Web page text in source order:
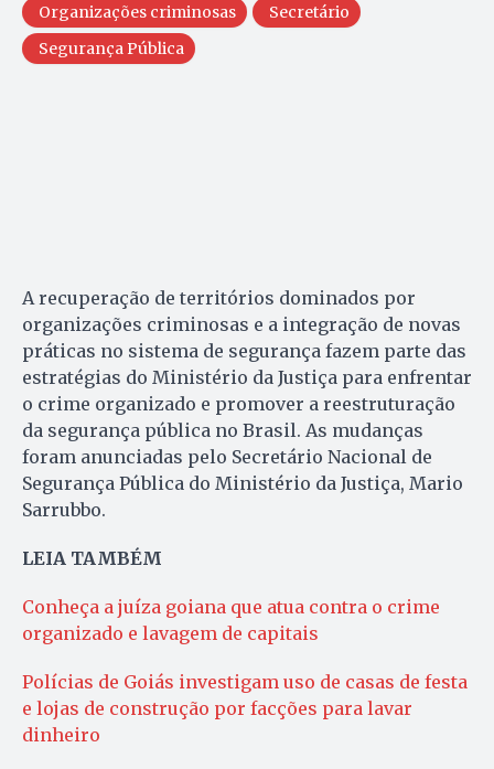
Organizações criminosas
Secretário
Segurança Pública
A recuperação de territórios dominados por
organizações criminosas e a integração de novas
práticas no sistema de segurança fazem parte das
estratégias do Ministério da Justiça para enfrentar
o crime organizado e promover a reestruturação
da segurança pública no Brasil. As mudanças
foram anunciadas pelo Secretário Nacional de
Segurança Pública do Ministério da Justiça, Mario
Sarrubbo.
LEIA TAMBÉM
Conheça a juíza goiana que atua contra o crime
organizado e lavagem de capitais
Polícias de Goiás investigam uso de casas de festa
e lojas de construção por facções para lavar
dinheiro